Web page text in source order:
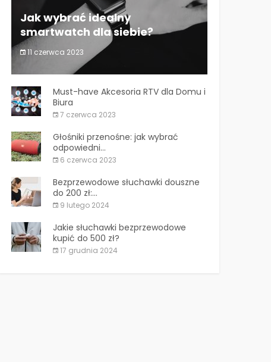
Jak wybrać idealny
smartwatch dla siebie?
11 czerwca 2023
Jak wybrać idealny smartwatch dla siebie?
Must-have Akcesoria RTV dla Domu i
Biura
7 czerwca 2023
Głośniki przenośne: jak wybrać
odpowiedni...
6 czerwca 2023
Bezprzewodowe słuchawki douszne
do 200 zł:...
9 lutego 2024
Jakie słuchawki bezprzewodowe
kupić do 500 zł?
17 grudnia 2024